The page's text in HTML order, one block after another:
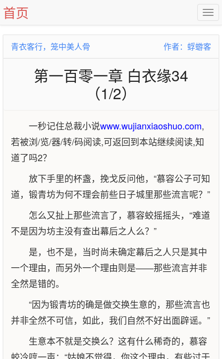
首页
青衣客行，笼中美人骨 作者：蜉蝣客
第一百零一章 白衣缘34
（1/2）
一秒记住总裁小说www.wujianxiaoshuo.com,
若被浏/览/器/转/码阅读,可返回到本站继续阅读,知
道了吗2？
放下手里的杯盏，挽戈反问他，“慕容公子可知
道，锻青坊为何不理会前些日子城里那些流言呢？”
怎么又扯上那些流言了，慕容蛟摇摇头，“难道
不是因为坊主没有查出幕后之人么？”
是，也不是，当时尚未确定幕后之人只是其中
一个理由，而另外一个理由则是——那些流言并非
全然是错的。
“因为锻青坊的确是做交换生意的，那些流言也
并非全然不可信，如此，我们自然不好出面辟谣。”
生意本不就是交换么？这有什么稀奇的，慕容